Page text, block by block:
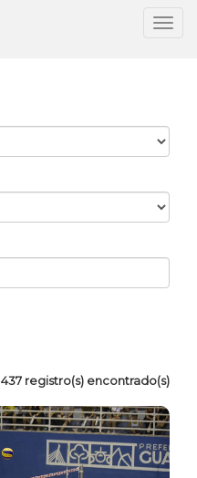
437 registro(s) encontrado(s)